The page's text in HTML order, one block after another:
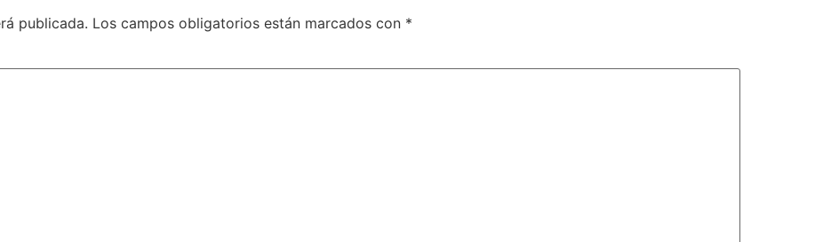
publicada. Los campos obligatorios están marcados con *